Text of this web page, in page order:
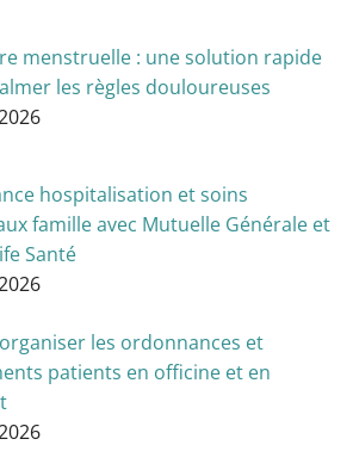
menstruelle : une solution rapide
les règles douloureuses
hospitalisation et soins
famille avec Mutuelle Générale et
Santé
les ordonnances et
patients en officine et en